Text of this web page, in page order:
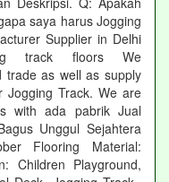
saya harus Jogging
Supplier in Delhi
track floors We
trade as well as supply
Jogging Track. We are
with ada pabrik Jual
Unggul Sejahtera
Flooring Material:
Children Playground,